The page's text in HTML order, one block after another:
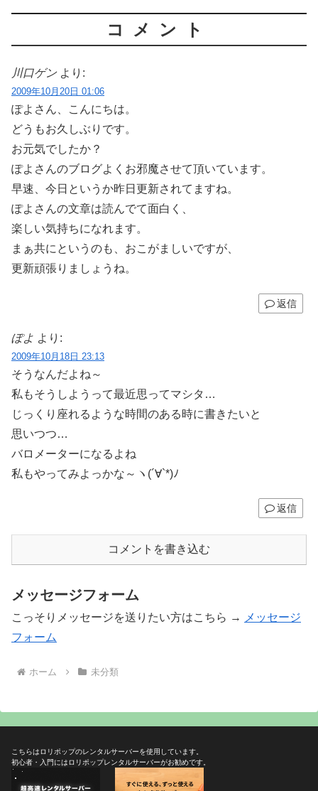
コメント
川口ゲン より:
2009年10月20日 01:06
ぽよさん、こんにちは。
どうもお久しぶりです。
お元気でしたか？
ぽよさんのブログよくお邪魔させて頂いています。
早速、今日というか昨日更新されてますね。
ぽよさんの文章は読んでて面白く、
楽しい気持ちになれます。
まぁ共にというのも、おこがましいですが、
更新頑張りましょうね。
返信
ぽよ より:
2009年10月18日 23:13
そうなんだよね～
私もそうしようって最近思ってマシタ…
じっくり座れるような時間のある時に書きたいと
思いつつ…
バロメーターになるよね
私もやってみよっかな～ヽ(´∀`*)ﾉ
返信
コメントを書き込む
メッセージフォーム
こっそりメッセージを送りたい方はこちら →
メッセージ
フォーム
ホーム 未分類
こちらはロリポップのレンタルサーバーを使用しています。
初心者・入門にはロリポップレンタルサーバーがお勧めです。